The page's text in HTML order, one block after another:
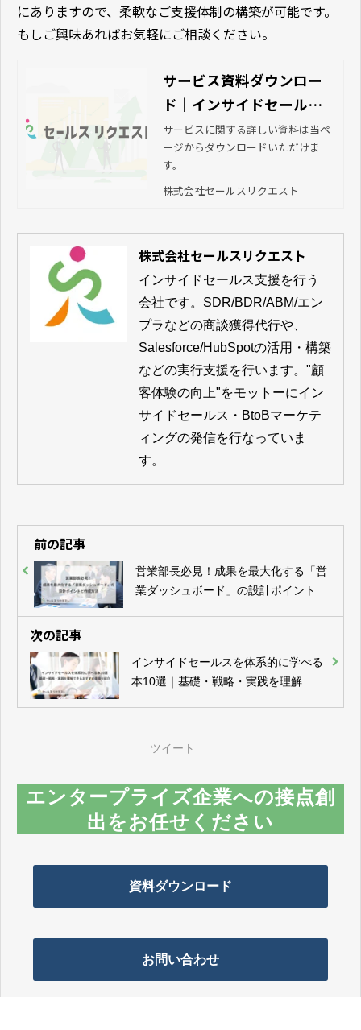
にありますので、柔軟なご支援体制の構築が可能です。
もしご興味あればお気軽にご相談ください。
サービス資料ダウンロー
ド｜インサイドセールス
支援なら株式会社セール
スリクエスト
サービスに関する詳しい資料は当ペ
ージからダウンロードいただけま
す。
株式会社セールスリクエスト
株式会社セールスリクエスト
インサイドセールス支援を行う
会社です。SDR/BDR/ABM/エン
プラなどの商談獲得代行や、
Salesforce/HubSpotの活用・構築
などの実行支援を行います。"顧
客体験の向上"をモットーにイン
サイドセールス・BtoBマーケテ
ィングの発信を行なっていま
す。
前の記事
営業部長必見！成果を最大化する「営
業ダッシュボード」の設計ポイントと
次の記事
インサイドセールスを体系的に学べる
本10選｜基礎・戦略・実践を理解で
ツイート
エンタープライズ企業への接点創
出をお任せください
資料ダウンロード
お問い合わせ